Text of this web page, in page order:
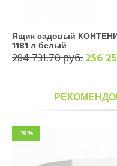
Ящик садовый
1181 л белый
284 731.70 руб.256
-10%